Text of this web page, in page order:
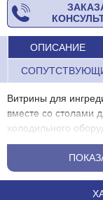
ОПИСАНИЕ
Витрины для
вместе со столами
холодильного
Основные